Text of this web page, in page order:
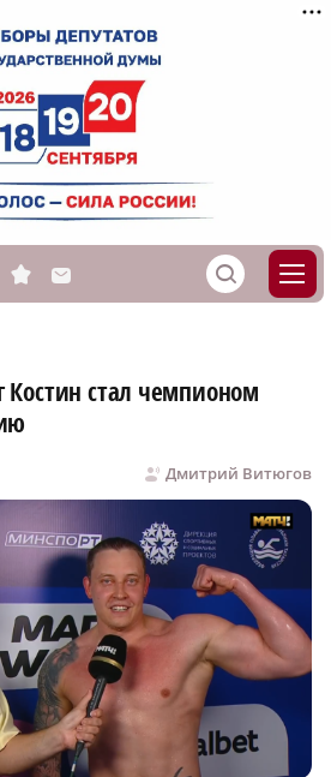
s M S
Костин стал чемпионом
Дмитрий Витюгов